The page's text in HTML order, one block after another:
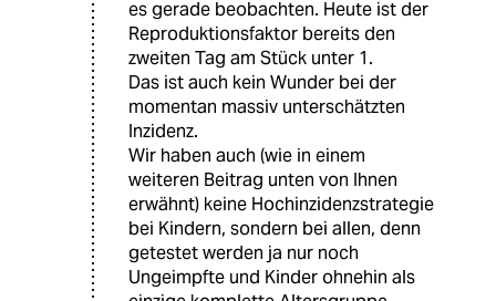
es gerade beobachten. Heute ist der
Reproduktionsfaktor bereits den
zweiten Tag am Stück unter 1.
Das ist auch kein Wunder bei der
momentan massiv unterschätzten
Inzidenz.
Wir haben auch (wie in einem
weiteren Beitrag unten von Ihnen
erwähnt) keine Hochinzidenzstrategie
bei Kindern, sondern bei allen, denn
getestet werden ja nur noch
Ungeimpfte und Kinder ohnehin als